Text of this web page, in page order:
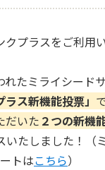
クプラスをご利用
れたミライシード
ラス新機能投票」
だいた ２つの新機
いたしました！（
トはこちら）